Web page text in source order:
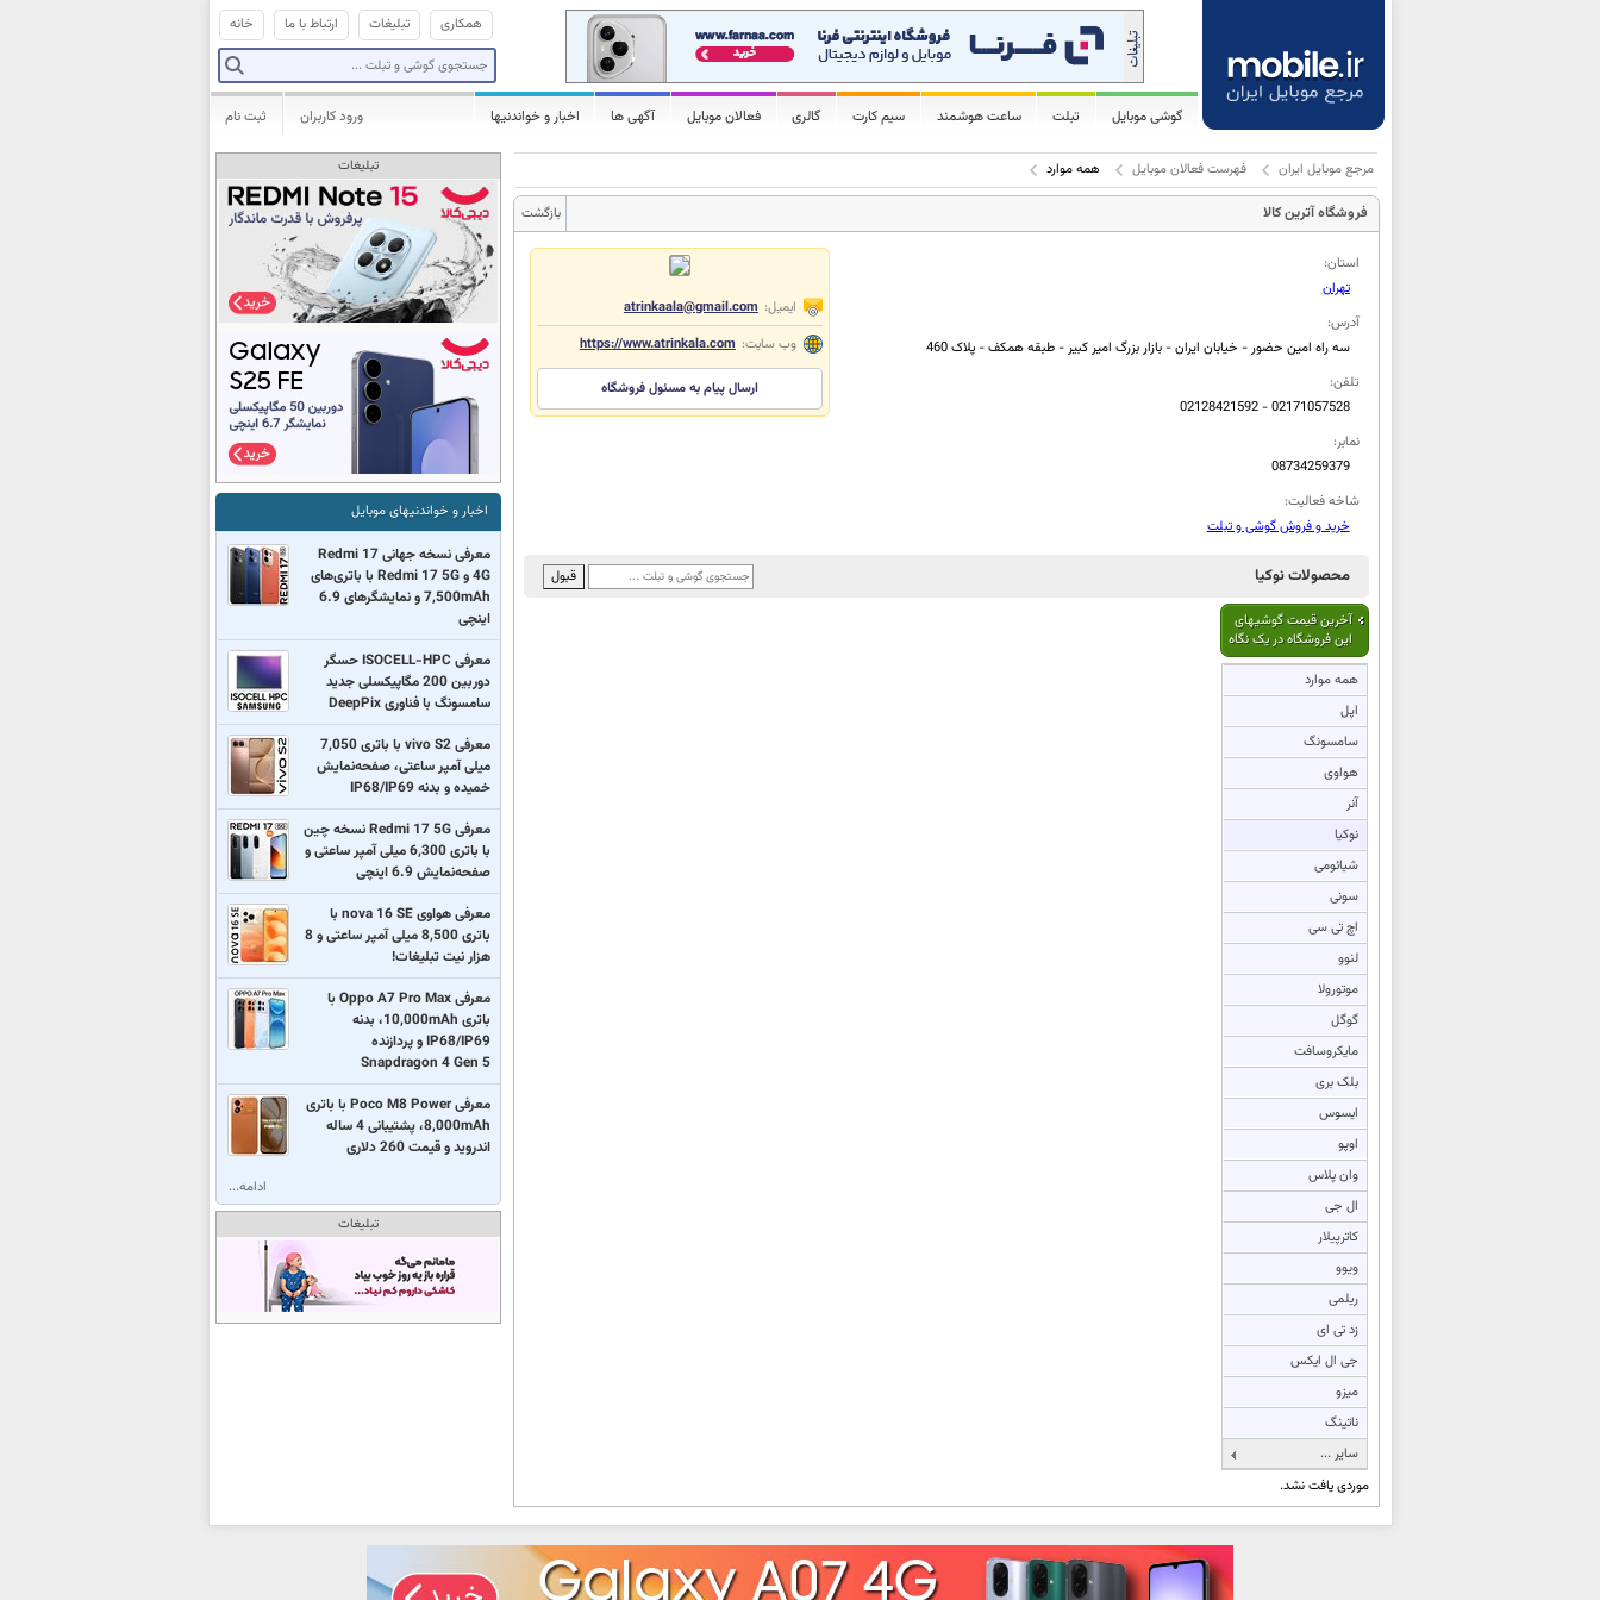
خانه ارتباط با ما تبلیغات همکاری
گوشی موبایل تبلت ساعت هوشمند سیم کارت گالری فعالان موبایل آگهی ها اخبار و خواندنیها ثبت نام ورود کاربران
مرجع موبایل ایران فهرست فعالان موبایل همه موارد
فروشگاه آترین کالا بازگشت
ایمیل: atrinkaala@gmail.com
وب سایت: https://www.atrinkala.com
ارسال پیام به مسئول فروشگاه
استان:
تهران
آدرس:
سه راه امین حضور - خیابان ایران - بازار بزرگ امیر کبیر - طبقه همکف - پلاک 460
تلفن:
02128421592 - 02171057528
نمابر:
08734259379
شاخه فعالیت:
خرید و فروش گوشی و تبلت
محصولات نوکیا
آخرین قیمت گوشیهای
این فروشگاه در یک نگاه
همه موارد
اپل
سامسونگ
هواوی
آنر
نوکیا
شیائومی
سونی
اچ تی سی
لنوو
موتورولا
گوگل
مایکروسافت
بلک بری
ایسوس
اوپو
وان پلاس
ال جی
کاترپیلار
ویوو
ریلمی
زد تی ای
جی ال ایکس
میزو
ناتینگ
سایر ...
موردی یافت نشد.
تبلیغات
اخبار و خواندنیهای موبایل
معرفی نسخه جهانی Redmi 17
4G و Redmi 17 5G با باتری‌های
7,500mAh و نمایشگرهای 6.9
اینچی
معرفی ISOCELL-HPC حسگر
دوربین 200 مگاپیکسلی جدید
سامسونگ با فناوری DeepPix
معرفی vivo S2 با باتری 7,050
میلی آمپر ساعتی، صفحه‌نمایش
خمیده و بدنه IP68/IP69
معرفی Redmi 17 5G نسخه چین
با باتری 6,300 میلی آمپر ساعتی و
صفحه‌نمایش 6.9 اینچی
معرفی هواوی nova 16 SE با
باتری 8,500 میلی آمپر ساعتی و 8
هزار نیت تبلیغات!
معرفی Oppo A7 Pro Max با
باتری 10,000mAh، بدنه
IP68/IP69 و پردازنده
Snapdragon 4 Gen 5
معرفی Poco M8 Power با باتری
8,000mAh، پشتیبانی 4 ساله
اندروید و قیمت 260 دلاری
ادامه...
تبلیغات